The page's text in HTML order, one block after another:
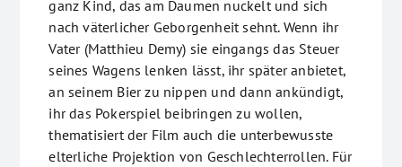
ganz Kind, das am Daumen nuckelt und sich
nach väterlicher Geborgenheit sehnt. Wenn ihr
Vater (Matthieu Demy) sie eingangs das Steuer
seines Wagens lenken lässt, ihr später anbietet,
an seinem Bier zu nippen und dann ankündigt,
ihr das Pokerspiel beibringen zu wollen,
thematisiert der Film auch die unterbewusste
elterliche Projektion von Geschlechterrollen. Für